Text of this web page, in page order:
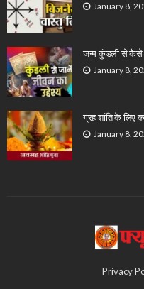
January 8,
जन्म कुंडली से कैसे
January 8,
ग्रह शांति के लिए
January 8,
Privacy